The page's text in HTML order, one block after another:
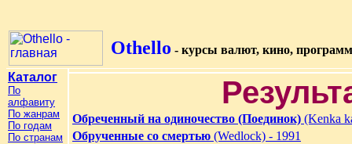
Othello - курсы валют, кино,
Каталог
По
алфавиту
По жанрам
По годам
По странам
Обреченный на одиночество (Поединок) (Kenka
Обрученные со смертью (Wedlock) - 1991